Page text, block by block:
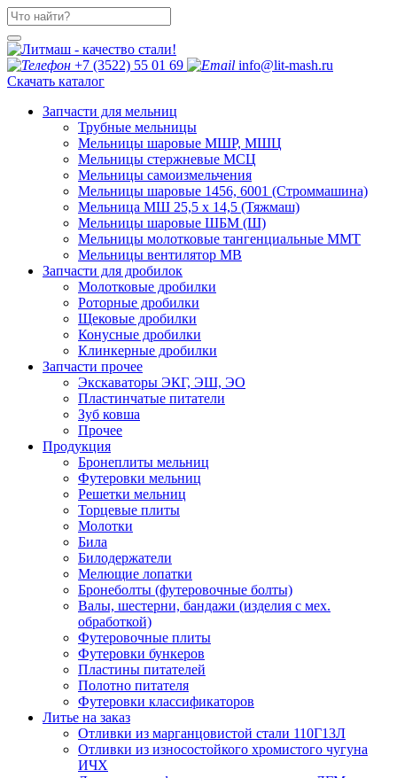
+7 (3522) 55 01 69
info@lit-mash.ru
Скачать каталог
Запчасти для мельниц
Трубные мельницы
Мельницы шаровые МШР, МШЦ
Мельницы стержневые МСЦ
Мельницы самоизмельчения
Мельницы шаровые 1456, 6001 (Строммашина)
Мельница МШ 25,5 х 14,5 (Тяжмаш)
Мельницы шаровые ШБМ (Ш)
Мельницы молотковые тангенциальные ММТ
Мельницы вентилятор МВ
Запчасти для дробилок
Молотковые дробилки
Роторные дробилки
Щековые дробилки
Конусные дробилки
Клинкерные дробилки
Запчасти прочее
Экскаваторы ЭКГ, ЭШ, ЭО
Пластинчатые питатели
Зуб ковша
Прочее
Продукция
Бронеплиты мельниц
Футеровки мельниц
Решетки мельниц
Торцевые плиты
Молотки
Била
Билодержатели
Мелющие лопатки
Бронеболты (футеровочные болты)
Валы, шестерни, бандажи (изделия с мех.
обработкой)
Футеровочные плиты
Футеровки бункеров
Пластины питателей
Полотно питателя
Футеровки классификаторов
Литье на заказ
Отливки из марганцовистой стали 110Г13Л
Отливки из износостойкого хромистого чугуна
ИЧХ